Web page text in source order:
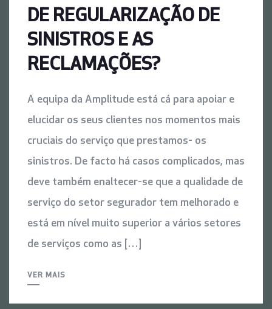
DE REGULARIZAÇÃO DE
SINISTROS E AS
RECLAMAÇÕES?
A equipa da Amplitude está cá para apoiar e
elucidar os seus clientes nos momentos mais
cruciais do serviço que prestamos- os
sinistros. De facto há casos complicados, mas
deve também enaltecer-se que a qualidade de
serviço do setor segurador tem melhorado e
está em nível muito superior a vários setores
de serviços como as […]
VER MAIS